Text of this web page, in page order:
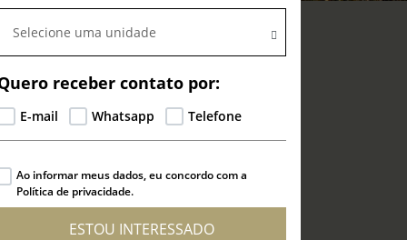
Selecione uma unidade
receber contato por:
E-mail Whatsapp Telefone
Ao informar meus dados, eu concordo com a
Política de privacidade.
ESTOU INTERESSADO